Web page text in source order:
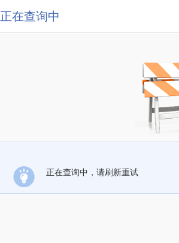
正在查询中
正在查询中，请刷新重试